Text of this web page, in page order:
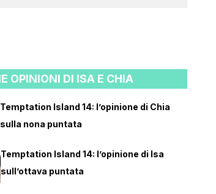
OPINIONI DI ISA E CHIA
Temptation Island 14: l’opinione di Chia
sulla nona puntata
Temptation Island 14: l’opinione di Isa
sull’ottava puntata